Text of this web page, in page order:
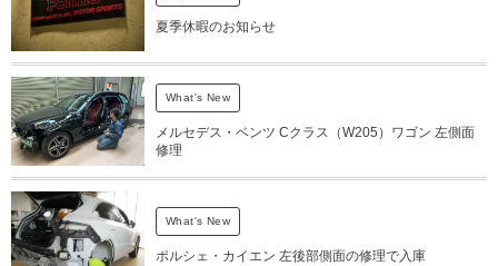
夏季休暇のお知らせ
What's New
メルセデス・ベンツ Cクラス（W205）ワゴン 左側面
修理
What's New
ポルシェ・カイエン 左後部側面の修理で入庫